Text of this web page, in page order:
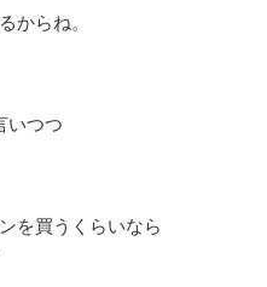
からね。
いつつ
を買うくらいなら